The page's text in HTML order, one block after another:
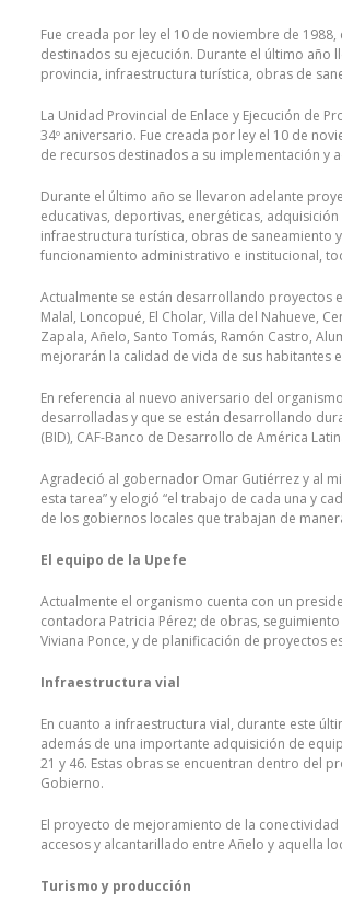
Fue creada por ley el 10 de noviembre de
destinados su ejecución. Durante el último año
provincia, infraestructura turística, obras de
La Unidad Provincial de Enlace y Ejecución de
34º aniversario. Fue creada por ley el 10 de
de recursos destinados a su implementación y
Durante el último año se llevaron adelante
educativas, deportivas, energéticas,
infraestructura turística, obras de
funcionamiento administrativo e institucional,
Actualmente se están desarrollando proyectos
Malal, Loncopué, El Cholar, Villa del Nahueve,
Zapala, Añelo, Santo Tomás, Ramón Castro,
mejorarán la calidad de vida de sus habitantes
En referencia al nuevo aniversario del
desarrolladas y que se están desarrollando
(BID), CAF-Banco de Desarrollo de América
Agradeció al gobernador Omar Gutiérrez y al
esta tarea” y elogió “el trabajo de cada una y
de los gobiernos locales que trabajan de
El equipo de la Upefe
Actualmente el organismo cuenta con un
contadora Patricia Pérez; de obras,
Viviana Ponce, y de planificación de proyectos
Infraestructura vial
En cuanto a infraestructura vial, durante este
además de una importante adquisición de
21 y 46. Estas obras se encuentran dentro del
Gobierno.
El proyecto de mejoramiento de la conectividad
accesos y alcantarillado entre Añelo y aquella
Turismo y producción